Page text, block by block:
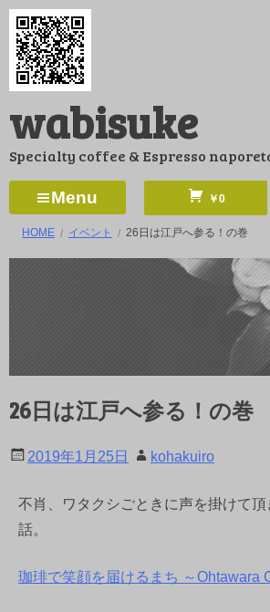
コ
ン
ツ
ス
ッ
wabisuke
Specialty coffee & Espresso
Menu ￥0
HOME イベント 26日は江戸へ参る！の巻
26日は江戸へ参る！の巻
2019年1月25日 kohakuiro
不肖、ワタクシごときに声を掛けて
話。
珈琲で笑顔を届けるまち ～Ohtawara